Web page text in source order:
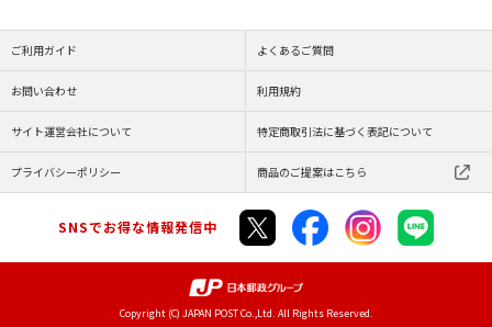
ご利用ガイド よくあるご質問
お問い合わせ 利用規約
サイト運営会社について 特定商取引法に基づく表記について
プライバシーポリシー 商品のご提案はこちら
SNSでお得な情報発信中
Copyright (C) JAPAN POST Co.,Ltd. All Rights Reserved.